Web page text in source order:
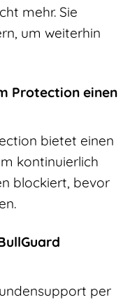
mehr. Sie
um weiterhin
Protection einen
bietet einen
kontinuierlich
blockiert, bevor
per